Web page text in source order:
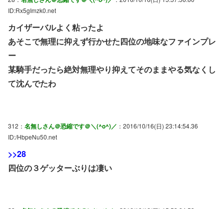
ID:Rx5gImzk0.net
カイザーバルよく粘ったよ
あそこで無理に抑えず行かせた四位の地味なファインプレ
ー
某騎手だったら絶対無理やり抑えてそのままやる気なくし
て沈んでたわ
312： 名無しさん＠恐縮です＠＼(^o^)／ ：2016/10/16(日) 23:14:54.36
ID:/HbpeNu50.net
>>28
四位の３ゲッターぶりは凄い